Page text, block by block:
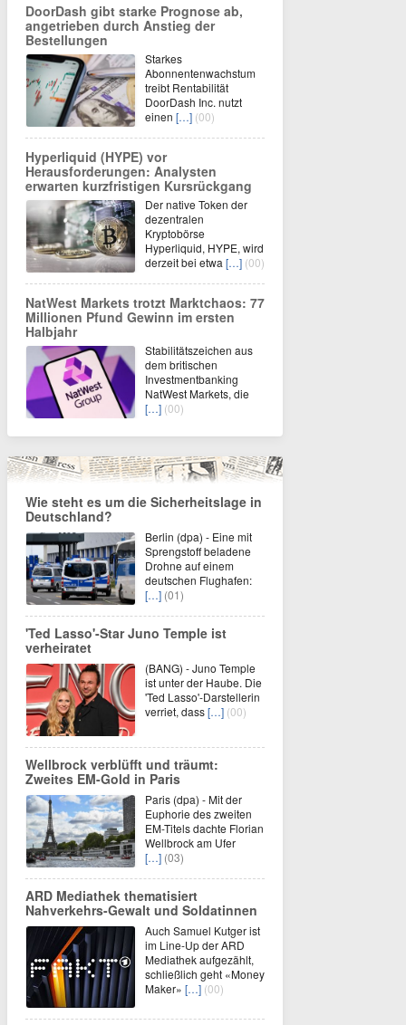
DoorDash gibt starke Prognose ab,
angetrieben durch Anstieg der
Bestellungen
Starkes
Abonnentenwachstum
treibt Rentabilität
DoorDash Inc. nutzt
einen […] (00)
Hyperliquid (HYPE) vor
Herausforderungen: Analysten
erwarten kurzfristigen Kursrückgang
Der native Token der
dezentralen
Kryptobörse
Hyperliquid, HYPE, wird
derzeit bei etwa […] (00)
NatWest Markets trotzt Marktchaos: 77
Millionen Pfund Gewinn im ersten
Halbjahr
Stabilitätszeichen aus
dem britischen
Investmentbanking
NatWest Markets, die
[…] (00)
Wie steht es um die Sicherheitslage in
Deutschland?
Berlin (dpa) - Eine mit
Sprengstoff beladene
Drohne auf einem
deutschen Flughafen:
[…] (01)
'Ted Lasso'-Star Juno Temple ist
verheiratet
(BANG) - Juno Temple
ist unter der Haube. Die
'Ted Lasso'-Darstellerin
verriet, dass[…] (00)
Wellbrock verblüfft und träumt:
Zweites EM-Gold in Paris
Paris (dpa) - Mit der
Euphorie des zweiten
EM-Titels dachte Florian
Wellbrock am Ufer
[…] (03)
ARD Mediathek thematisiert
Nahverkehrs-Gewalt und Soldatinnen
Auch Samuel Kutger ist
im Line-Up der ARD
Mediathek aufgezählt,
schließlich geht «Money
Maker» […] (00)